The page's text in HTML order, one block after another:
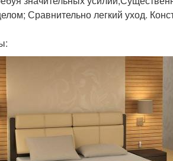
Сравнительно легкий уход.